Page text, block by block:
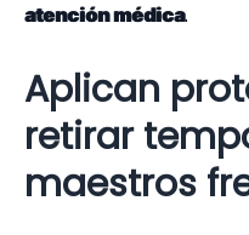
atención médica.
Aplican
retirar
maestros